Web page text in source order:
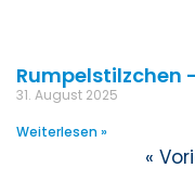
Rumpelstilzchen –
31. August 2025
Weiterlesen »
«